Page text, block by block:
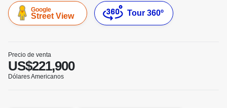
Google
Street View Tour 360º
Precio de venta
US$221,900
Dólares Americanos